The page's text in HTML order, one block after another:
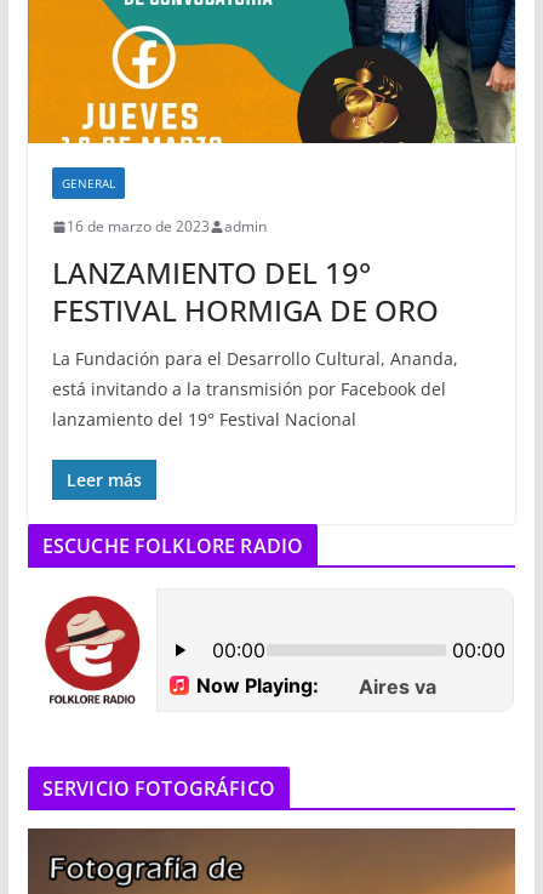
GENERAL
16 de marzo de 2023 admin
LANZAMIENTO DEL 19°
FESTIVAL HORMIGA DE ORO
La Fundación para el Desarrollo Cultural, Ananda,
está invitando a la transmisión por Facebook del
lanzamiento del 19° Festival Nacional
Leer más
ESCUCHE FOLKLORE RADIO
SERVICIO FOTOGRÁFICO